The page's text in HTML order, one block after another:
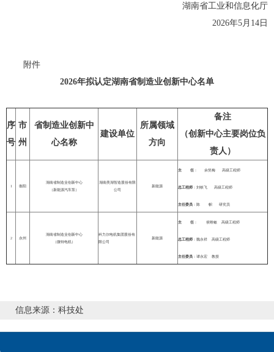
湖南省工业和信息化厅
2026年5月14日
附件
2026年拟认定湖南省制造业创新中心名单
序
号
市
州
省制造业创新中
心名称
建设单位
所属领域
方向
备注
（创新中心主要岗位负
责人）
1 衡阳
湖南省制造业创新中心
（新能源汽车泵）
湖南美湖智造股份有限
公司
新能源
主 任 ： 佘笑梅 高级工程师
总工程师 ：刘铁飞 高级工程师
主任委员 ： 陈 帜 研究员
2 永州
湖南省制造业创新中心
（微特电机）
科力尔电机集团股份有
限公司
新能源
主 任 ： 侯唯敏 高级工程师
总工程师 ：魏永祥 高级工程师
主任委员 ： 谭永宏 教授
信息来源：科技处